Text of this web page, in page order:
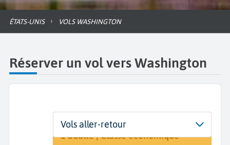
ÉTATS-UNIS VOLS WASHINGTON
Réserver un vol vers Washington
Départ
De...
Dates
Dates de votre voyage
Voyageurs | Classe
1 adulte | Classe économique
Vols aller-retour